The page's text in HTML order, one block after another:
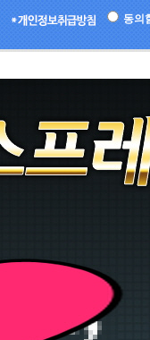
동의